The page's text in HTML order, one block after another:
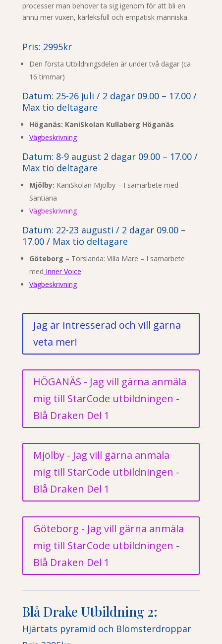
processer man behöver ta sig igenom för att bli en
ännu mer vuxen, kärleksfull och empatisk människa.
Pris: 2995kr
Den första Utbildningsdelen är under två dagar (ca
16 timmar)
Datum: 25-26 juli / 2 dagar 09.00 – 17.00 /
Max tio deltagare
Höganäs: KaniSkolan Kullaberg Höganäs
Vägbeskrivning
Datum: 8-9 august 2 dagar 09.00 – 17.00 /
Max tio deltagare
Mjölby: KaniSkolan Mjölby – I samarbete med
Santiana
Vägbeskrivning
Datum: 22-23 augusti / 2 dagar 09.00 –
17.00 / Max tio deltagare
Göteborg – Torslanda: Villa Mare – I samarbete
med Inner Voice
Vägbeskrivning
Jag är intresserad och vill gärna
veta mer!
HÖGANÄS - Jag vill gärna anmäla
mig till StarCode utbildningen -
Blå Draken Del 1
Mjölby - Jag vill gärna anmäla
mig till StarCode utbildningen -
Blå Draken Del 1
Göteborg - Jag vill gärna anmäla
mig till StarCode utbildningen -
Blå Draken Del 1
Blå Drake Utbildning 2:
Hjärtats pyramid och Blomsterdroppar